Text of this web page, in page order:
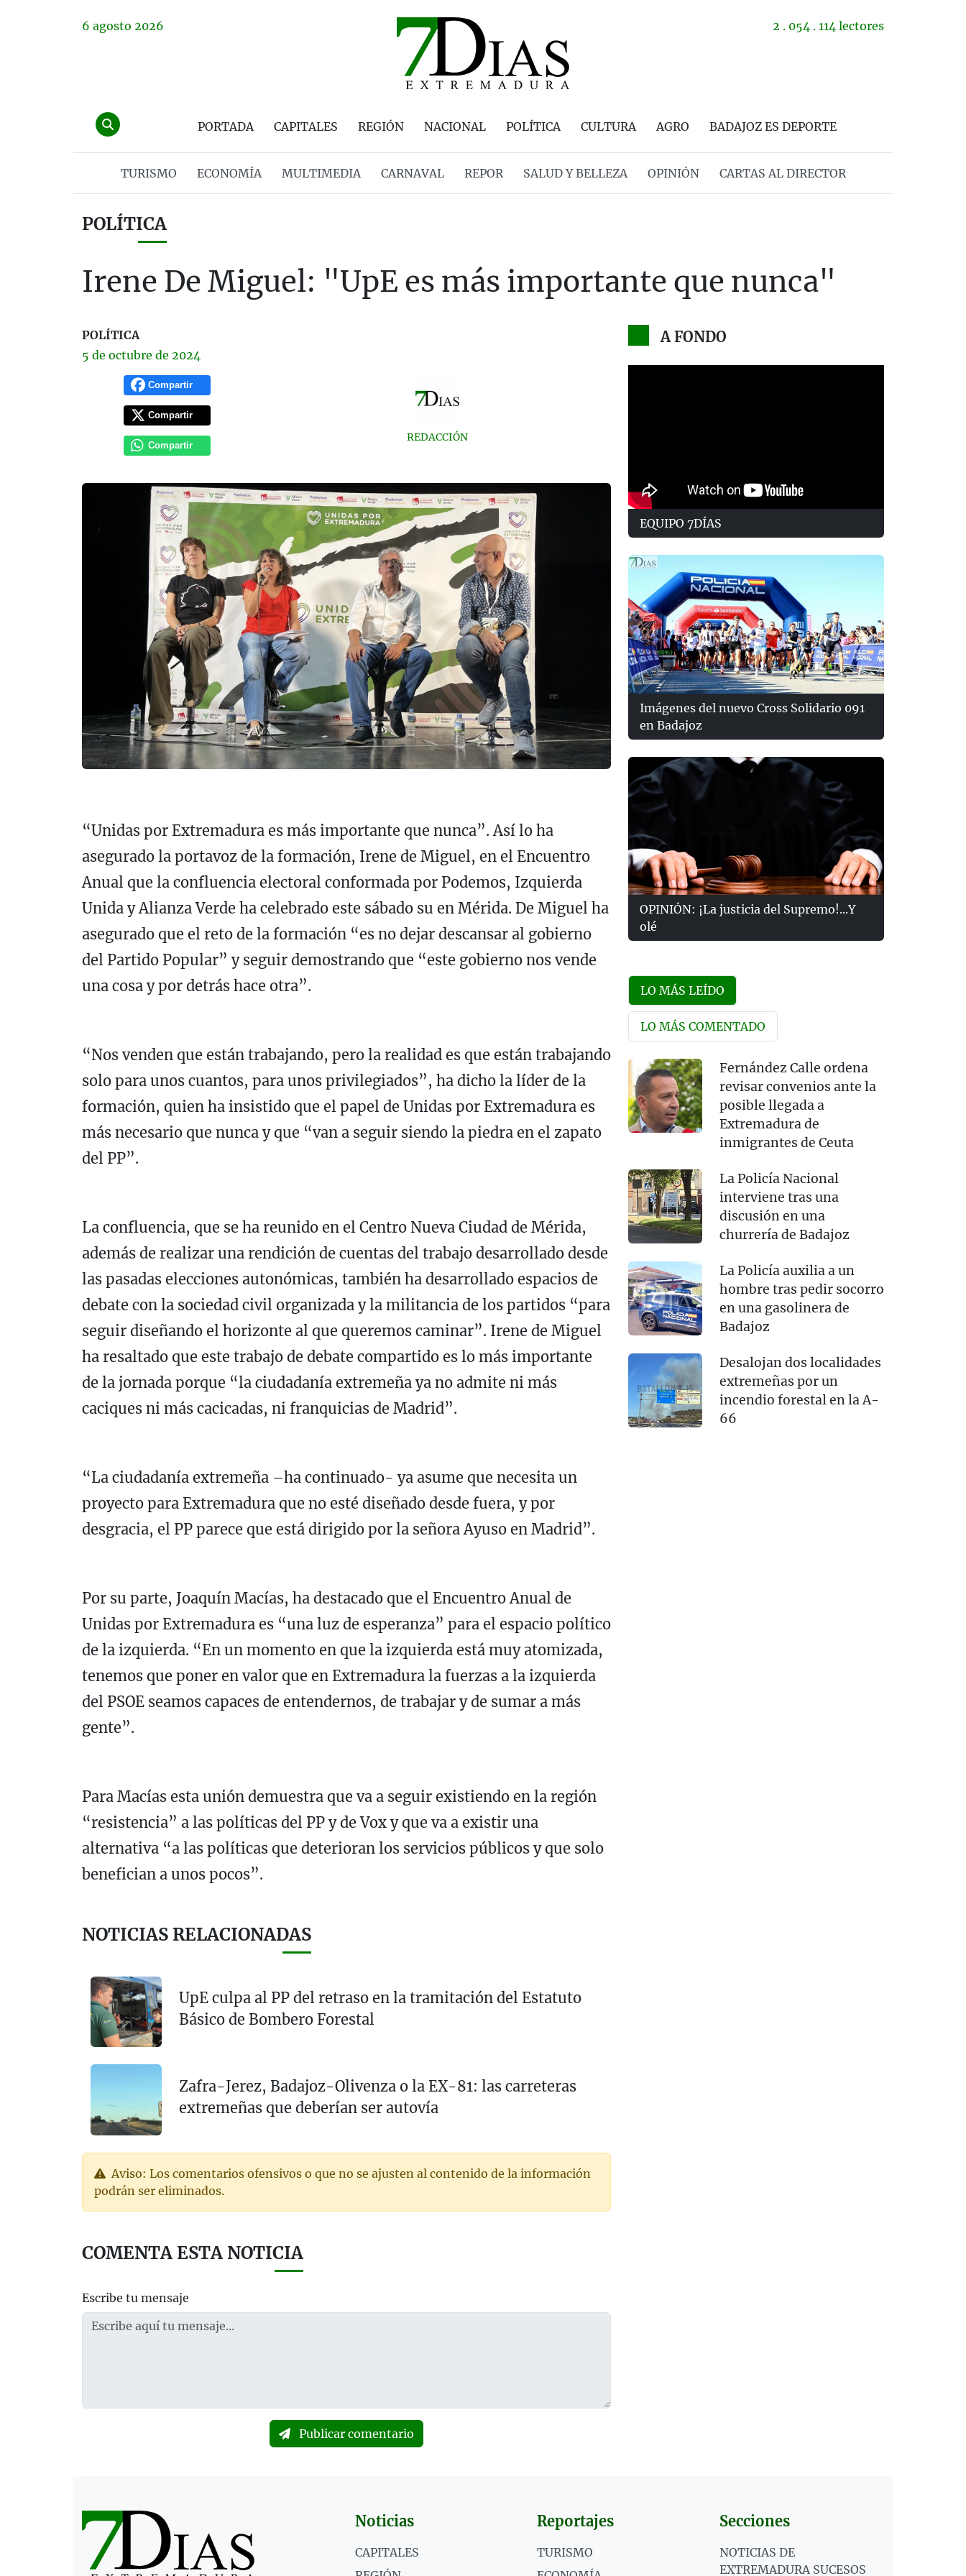
6 agosto 2026 2 . 054 . 114 lectores
PORTADA CAPITALES REGIÓN NACIONAL POLÍTICA CULTURA AGRO BADAJOZ ES DEPORTE
TURISMO ECONOMÍA MULTIMEDIA CARNAVAL REPOR SALUD Y BELLEZA OPINIÓN CARTAS AL DIRECTOR
POLÍTICA
Irene De Miguel: "UpE es más importante que nunca"
POLÍTICA
5 de octubre de 2024
Compartir
Compartir
Compartir
REDACCIÓN
“Unidas por Extremadura es más importante que nunca”. Así lo ha
asegurado la portavoz de la formación, Irene de Miguel, en el Encuentro
Anual que la confluencia electoral conformada por Podemos, Izquierda
Unida y Alianza Verde ha celebrado este sábado su en Mérida. De Miguel ha
asegurado que el reto de la formación “es no dejar descansar al gobierno
del Partido Popular” y seguir demostrando que “este gobierno nos vende
una cosa y por detrás hace otra”.
“Nos venden que están trabajando, pero la realidad es que están trabajando
solo para unos cuantos, para unos privilegiados”, ha dicho la líder de la
formación, quien ha insistido que el papel de Unidas por Extremadura es
más necesario que nunca y que “van a seguir siendo la piedra en el zapato
del PP”.
La confluencia, que se ha reunido en el Centro Nueva Ciudad de Mérida,
además de realizar una rendición de cuentas del trabajo desarrollado desde
las pasadas elecciones autonómicas, también ha desarrollado espacios de
debate con la sociedad civil organizada y la militancia de los partidos “para
seguir diseñando el horizonte al que queremos caminar”. Irene de Miguel
ha resaltado que este trabajo de debate compartido es lo más importante
de la jornada porque “la ciudadanía extremeña ya no admite ni más
caciques ni más cacicadas, ni franquicias de Madrid”.
“La ciudadanía extremeña –ha continuado- ya asume que necesita un
proyecto para Extremadura que no esté diseñado desde fuera, y por
desgracia, el PP parece que está dirigido por la señora Ayuso en Madrid”.
Por su parte, Joaquín Macías, ha destacado que el Encuentro Anual de
Unidas por Extremadura es “una luz de esperanza” para el espacio político
de la izquierda. “En un momento en que la izquierda está muy atomizada,
tenemos que poner en valor que en Extremadura la fuerzas a la izquierda
del PSOE seamos capaces de entendernos, de trabajar y de sumar a más
gente”.
Para Macías esta unión demuestra que va a seguir existiendo en la región
“resistencia” a las políticas del PP y de Vox y que va a existir una
alternativa “a las políticas que deterioran los servicios públicos y que solo
benefician a unos pocos”.
NOTICIAS RELACIONADAS
UpE culpa al PP del retraso en la tramitación del Estatuto
Básico de Bombero Forestal
Zafra-Jerez, Badajoz-Olivenza o la EX-81: las carreteras
extremeñas que deberían ser autovía
Aviso: Los comentarios ofensivos o que no se ajusten al contenido de la información
podrán ser eliminados.
COMENTA ESTA NOTICIA
Escribe tu mensaje
Publicar comentario
A FONDO
EQUIPO 7DÍAS
Imágenes del nuevo Cross Solidario 091
en Badajoz
OPINIÓN: ¡La justicia del Supremo!...Y
olé
LO MÁS LEÍDO
LO MÁS COMENTADO
Fernández Calle ordena
revisar convenios ante la
posible llegada a
Extremadura de
inmigrantes de Ceuta
La Policía Nacional
interviene tras una
discusión en una
churrería de Badajoz
La Policía auxilia a un
hombre tras pedir socorro
en una gasolinera de
Badajoz
Desalojan dos localidades
extremeñas por un
incendio forestal en la A-
66
Noticias
CAPITALES
Reportajes
TURISMO
Secciones
NOTICIAS DE
EXTREMADURA SUCESOS